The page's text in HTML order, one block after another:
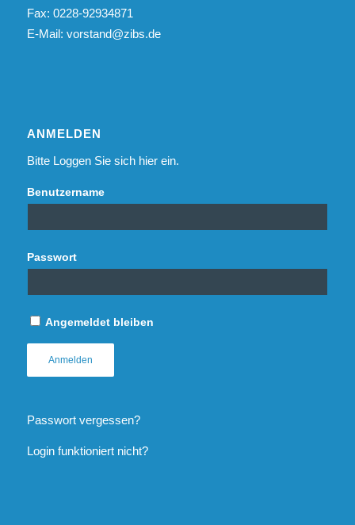
Fax: 0228-92934871
E-Mail: vorstand@zibs.de
ANMELDEN
Bitte Loggen Sie sich hier ein.
Benutzername
Passwort
Angemeldet bleiben
Passwort vergessen?
Login funktioniert nicht?